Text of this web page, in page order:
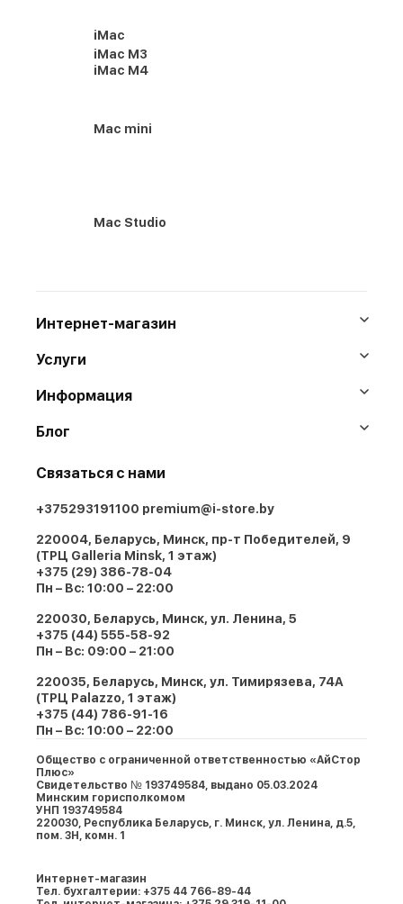
iMac
iMac M3
iMac M4
Mac mini
Mac Studio
Интернет-магазин
Услуги
Информация
Блог
Связаться с нами
+375293191100 premium@i-store.by
220004, Беларусь, Минск, пр-т Победителей, 9
(ТРЦ Galleria Minsk, 1 этаж)
+375 (29) 386-78-04
Пн – Вс: 10:00 – 22:00
220030, Беларусь, Минск, ул. Ленина, 5
+375 (44) 555-58-92
Пн – Вс: 09:00 – 21:00
220035, Беларусь, Минск, ул. Тимирязева, 74A
(ТРЦ Palazzo, 1 этаж)
+375 (44) 786-91-16
Пн – Вс: 10:00 – 22:00
Общество с ограниченной ответственностью «АйСтор
Плюс»
Свидетельство № 193749584, выдано 05.03.2024
Минским горисполкомом
УНП 193749584
220030, Республика Беларусь, г. Минcк, ул. Ленина, д.5,
пом. 3Н, комн. 1
Интернет-магазин
Тел. бухгалтерии: +375 44 766-89-44